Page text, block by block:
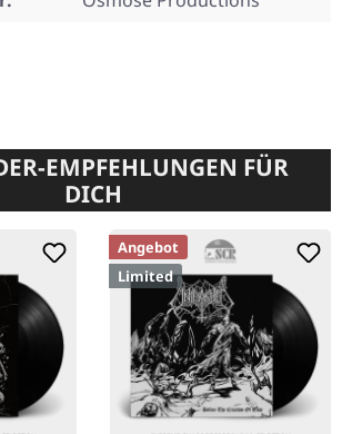
EMPFEHLUNGEN FÜR
DICH
Angebot
Limited